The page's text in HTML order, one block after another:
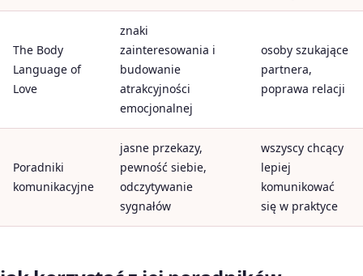
The Body
Language of
Love
znaki
zainteresowania i
budowanie
atrakcyjności
emocjonalnej
osoby szukające
partnera,
poprawa relacji
Poradniki
komunikacyjne
jasne przekazy,
pewność siebie,
odczytywanie
sygnałów
wszyscy chcący
lepiej
komunikować
się w praktyce